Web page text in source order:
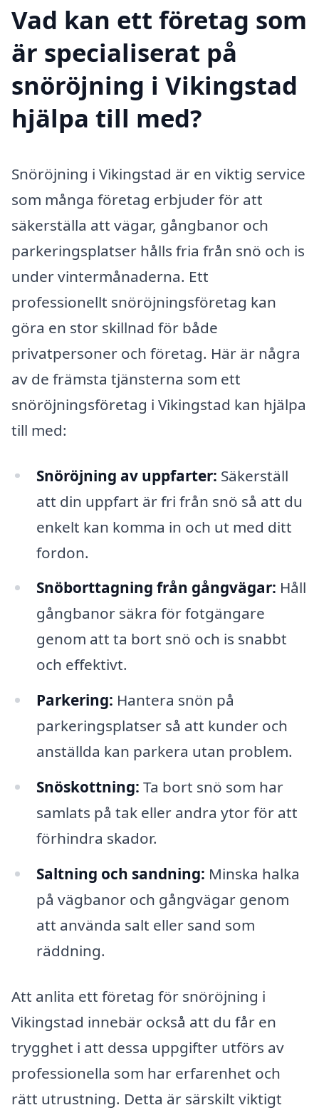
Vad kan ett företag som
är specialiserat på
snöröjning i Vikingstad
hjälpa till med?
Snöröjning i Vikingstad är en viktig service
som många företag erbjuder för att
säkerställa att vägar, gångbanor och
parkeringsplatser hålls fria från snö och is
under vintermånaderna. Ett
professionellt snöröjningsföretag kan
göra en stor skillnad för både
privatpersoner och företag. Här är några
av de främsta tjänsterna som ett
snöröjningsföretag i Vikingstad kan hjälpa
till med:
Snöröjning av uppfarter: Säkerställ
att din uppfart är fri från snö så att du
enkelt kan komma in och ut med ditt
fordon.
Snöborttagning från gångvägar: Håll
gångbanor säkra för fotgängare
genom att ta bort snö och is snabbt
och effektivt.
Parkering: Hantera snön på
parkeringsplatser så att kunder och
anställda kan parkera utan problem.
Snöskottning: Ta bort snö som har
samlats på tak eller andra ytor för att
förhindra skador.
Saltning och sandning: Minska halka
på vägbanor och gångvägar genom
att använda salt eller sand som
räddning.
Att anlita ett företag för snöröjning i
Vikingstad innebär också att du får en
trygghet i att dessa uppgifter utförs av
professionella som har erfarenhet och
rätt utrustning. Detta är särskilt viktigt